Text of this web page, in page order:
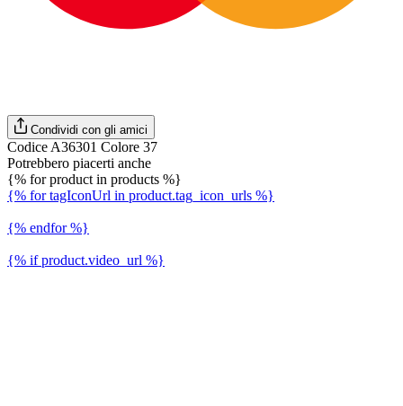
Condividi con gli amici
Codice A36301 Colore 37
Potrebbero piacerti anche
{% for product in products %}
{% for tagIconUrl in product.tag_icon_urls %}
{% endfor %}
{% if product.video_url %}